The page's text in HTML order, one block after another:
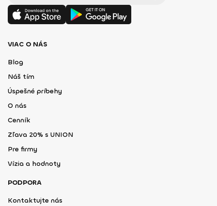
VIAC O NÁS
Blog
Náš tím
Úspešné príbehy
O nás
Cenník
Zľava 20% s UNION
Pre firmy
Vízia a hodnoty
PODPORA
Kontaktujte nás